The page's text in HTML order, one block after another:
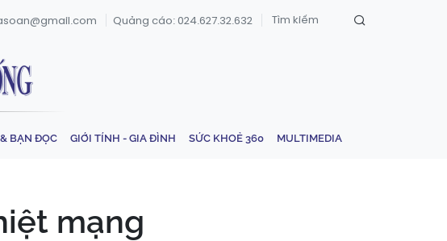
Quảng cáo: 024.627.32.632
BẠN ĐỌC GIỚI TÍNH - GIA ĐÌNH SỨC KHOẺ 360 MULTIMEDIA
mạng